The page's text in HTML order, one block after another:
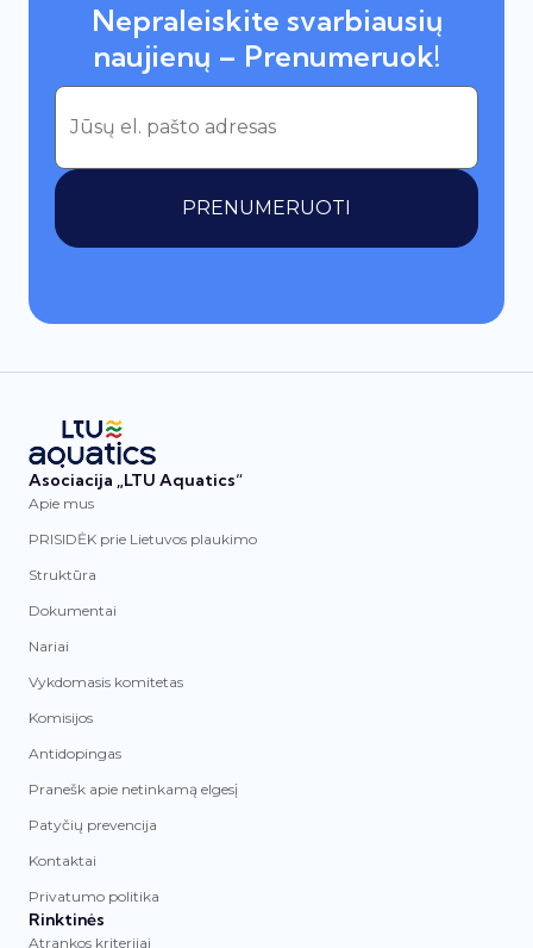
Nepraleiskite svarbiausių
naujienų – Prenumeruok!
PRENUMERUOTI
Asociacija „LTU Aquatics“
Apie mus
PRISIDĖK prie Lietuvos plaukimo
Struktūra
Dokumentai
Nariai
Vykdomasis komitetas
Komisijos
Antidopingas
Pranešk apie netinkamą elgesį
Patyčių prevencija
Kontaktai
Privatumo politika
Rinktinės
Atrankos kriterijai